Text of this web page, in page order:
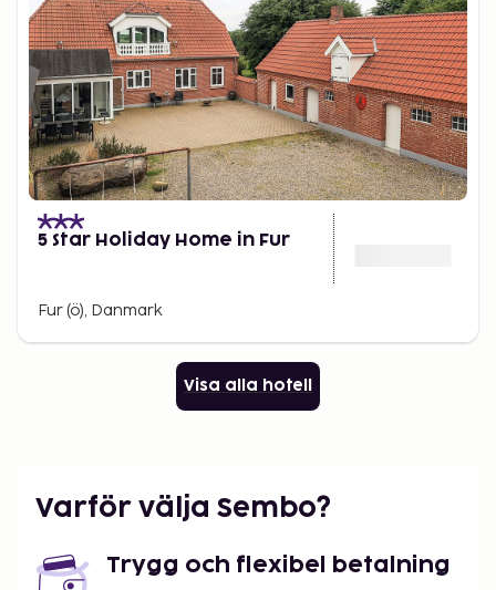
5 Star Holiday Home in Fur
Fur (ö), Danmark
Visa alla hotell
Varför välja Sembo?
Trygg och flexibel betalning